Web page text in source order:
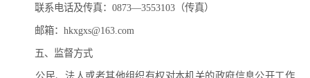
联系电话及传真：0873—3553103（传真）
邮箱：hkxgxs@163.com
五、监督方式